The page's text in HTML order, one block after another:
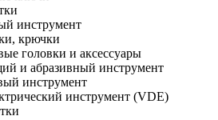
инструмент
крючки
головки и аксессуары
и абразивный инструмент
инструмент
инструмент (VDE)